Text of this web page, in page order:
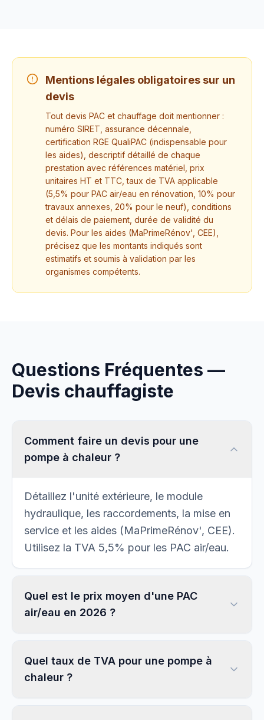
Mentions légales obligatoires sur un
devis
Tout devis PAC et chauffage doit mentionner :
numéro SIRET, assurance décennale,
certification RGE QualiPAC (indispensable pour
les aides), descriptif détaillé de chaque
prestation avec références matériel, prix
unitaires HT et TTC, taux de TVA applicable
(5,5% pour PAC air/eau en rénovation, 10% pour
travaux annexes, 20% pour le neuf), conditions
et délais de paiement, durée de validité du
devis. Pour les aides (MaPrimeRénov', CEE),
précisez que les montants indiqués sont
estimatifs et soumis à validation par les
organismes compétents.
Questions Fréquentes —
Devis chauffagiste
Comment faire un devis pour une
pompe à chaleur ?
Détaillez l'unité extérieure, le module
hydraulique, les raccordements, la mise en
service et les aides (MaPrimeRénov', CEE).
Utilisez la TVA 5,5% pour les PAC air/eau.
Quel est le prix moyen d'une PAC
air/eau en 2026 ?
Quel taux de TVA pour une pompe à
chaleur ?